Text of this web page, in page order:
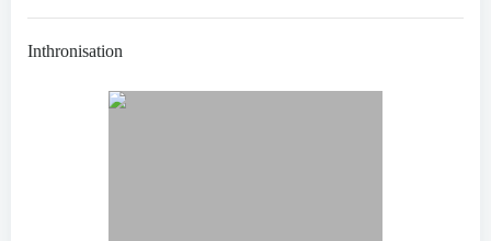
Inthronisation